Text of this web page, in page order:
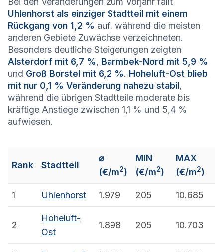
Uhlenhorst als einziger Stadtteil mit einem
Rückgang von 1,2 % auf, während die meisten
anderen Gebiete Zuwächse verzeichneten.
Besonders deutliche Steigerungen zeigten
Alsterdorf mit 6,7 %, Barmbek-Nord mit 5,9 %
und Groß Borstel mit 6,2 %. Hoheluft-Ost blieb
mit nur 0,1 % Veränderung nahezu stabil,
während die übrigen Stadtteile moderate bis
kräftige Anstiege zwischen 1,1 % und 5,4 %
aufwiesen.
Rank Stadtteil
⌀
(€/m2)
MIN
(€/m2)
MAX
(€/m2)
1 Uhlenhorst 1.979 205 10.685
2
Hoheluft-
Ost
1.898 205 10.703